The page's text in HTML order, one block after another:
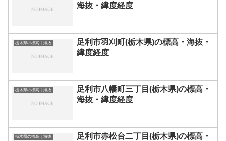
海抜・緯度経度
栃木県の標高｜海抜
足利市羽刈町(栃木県)の標高・海抜・
緯度経度
栃木県の標高｜海抜
足利市八幡町三丁目(栃木県)の標高・
海抜・緯度経度
栃木県の標高｜海抜
足利市赤松台二丁目(栃木県)の標高・